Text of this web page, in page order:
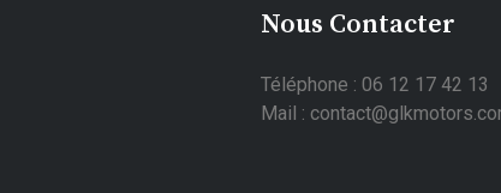
Nous Contacter
Téléphone : 06 12 17 42 13
Mail :